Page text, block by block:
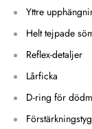
Yttre
Helt tejpade
Reflex-detaljer
Lårficka
D-ring för